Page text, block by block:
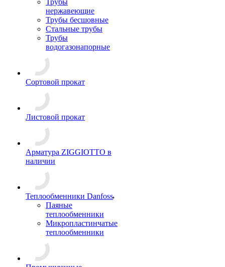
Трубы
нержавеющие
Трубы бесшовные
Стальные трубы
Трубы
водогазонапорные
Сортовой прокат
Листовой прокат
Арматура ZIGGIOTTO в
наличии
Теплообменники Danfoss
Паяные
теплообменники
Микропластинчатые
теплообменники